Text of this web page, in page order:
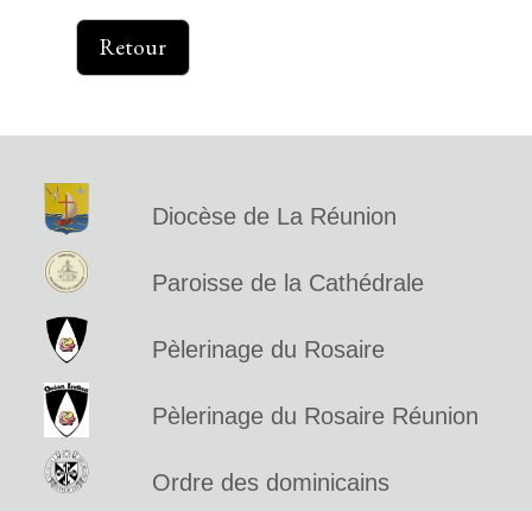
Retour
Diocèse de La Réunion
Paroisse de la Cathédrale
Pèlerinage du Rosaire
Pèlerinage du Rosaire Réunion
Ordre des dominicains